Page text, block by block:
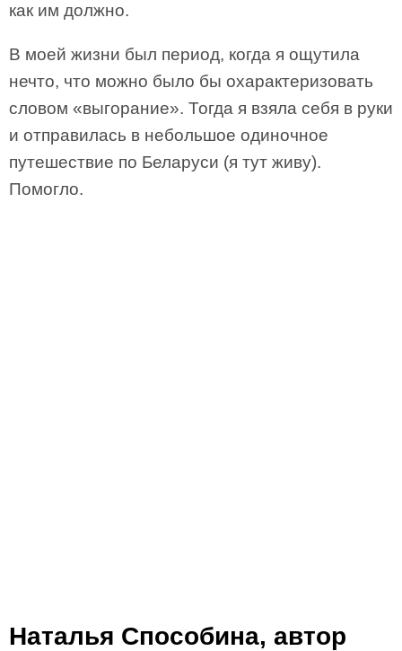
как им должно.
В моей жизни был период, когда я ощутила
нечто, что можно было бы охарактеризовать
словом «выгорание». Тогда я взяла себя в руки
и отправилась в небольшое одиночное
путешествие по Беларуси (я тут живу).
Помогло.
Наталья Способина, автор